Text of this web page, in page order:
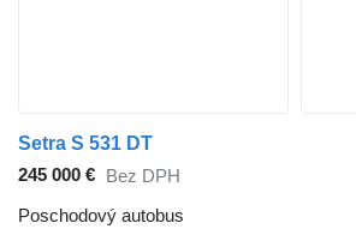
Setra S 531 DT
245 000 € Bez DPH
Poschodový autobus